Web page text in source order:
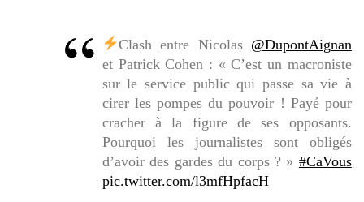
Clash entre Nicolas @DupontAignan
et Patrick Cohen : « C’est un macroniste
sur le service public qui passe sa vie à
cirer les pompes du pouvoir ! Payé pour
cracher à la figure de ses opposants.
Pourquoi les journalistes sont obligés
d’avoir des gardes du corps ? » #CaVous
pic.twitter.com/l3mfHpfacH